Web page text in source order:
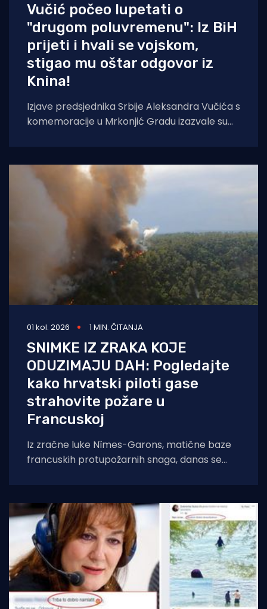
Vučić počeo lupetati o
"drugom poluvremenu": Iz BiH
prijeti i hvali se vojskom,
stigao mu oštar odgovor iz
Knina!
Izjave predsjednika Srbije Aleksandra Vučića s
komemoracije u Mrkonjić Gradu izazvale su
01 kol. 2026 1 MIN. ČITANJA
SNIMKE IZ ZRAKA KOJE
ODUZIMAJU DAH: Pogledajte
kako hrvatski piloti gase
strahovite požare u
Francuskoj
Iz zračne luke Nîmes-Garons, matične baze
francuskih protupožarnih snaga, danas se